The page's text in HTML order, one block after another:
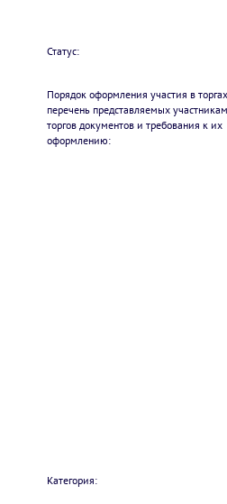
Статус:
Порядок оформления участия в
перечень представляемых
торгов документов и требования к их
оформлению:
Категория: